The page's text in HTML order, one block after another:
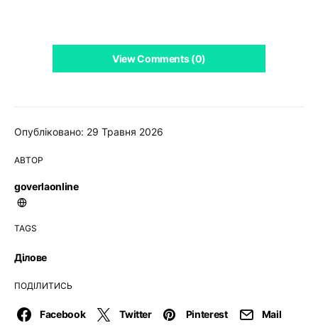
Опубліковано: 29 Травня 2026
АВТОР
goverlaonline
TAGS
Ділове
ПОДІЛИТИСЬ
Facebook Twitter Pinterest Mail
View Comments (0)